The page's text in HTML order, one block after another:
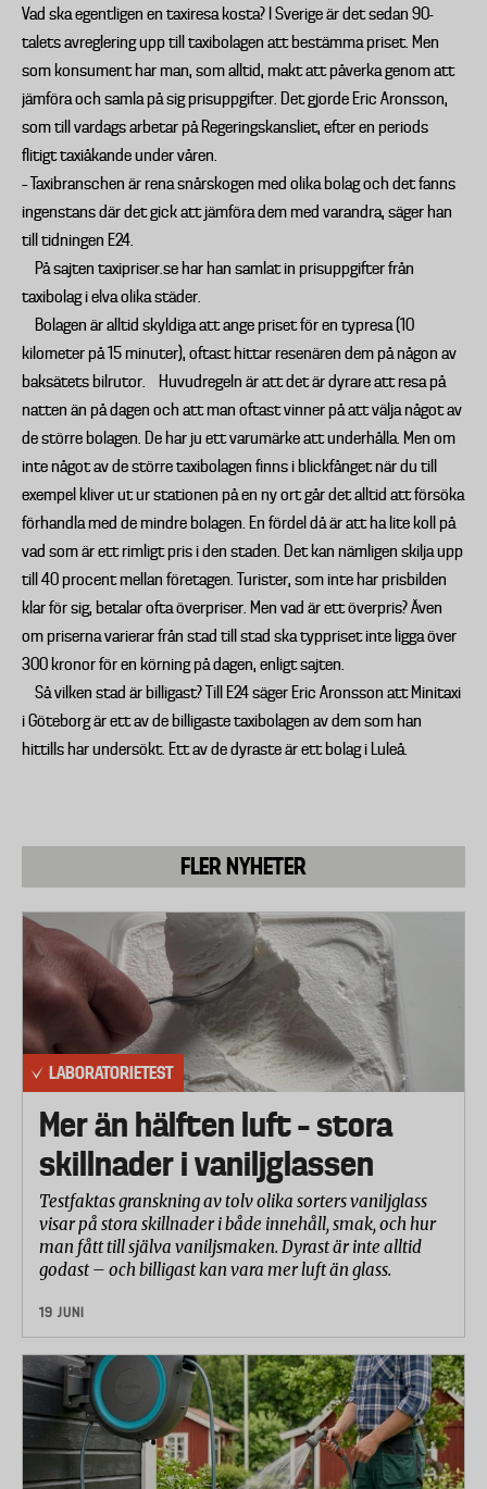
Vad ska egentligen en taxiresa kosta? I Sverige är det sedan 90-
talets avreglering upp till taxibolagen att bestämma priset. Men
som konsument har man, som alltid, makt att påverka genom att
jämföra och samla på sig prisuppgifter. Det gjorde Eric Aronsson,
som till vardags arbetar på Regeringskansliet, efter en periods
flitigt taxiåkande under våren.
– Taxibranschen är rena snårskogen med olika bolag och det fanns
ingenstans där det gick att jämföra dem med varandra, säger han
till tidningen E24.
På sajten taxipriser.se har han samlat in prisuppgifter från
taxibolag i elva olika städer.
Bolagen är alltid skyldiga att ange priset för en typresa (10
kilometer på 15 minuter), oftast hittar resenären dem på någon av
baksätets bilrutor. Huvudregeln är att det är dyrare att resa på
natten än på dagen och att man oftast vinner på att välja något av
de större bolagen. De har ju ett varumärke att underhålla. Men om
inte något av de större taxibolagen finns i blickfånget när du till
exempel kliver ut ur stationen på en ny ort går det alltid att försöka
förhandla med de mindre bolagen. En fördel då är att ha lite koll på
vad som är ett rimligt pris i den staden. Det kan nämligen skilja upp
till 40 procent mellan företagen. Turister, som inte har prisbilden
klar för sig, betalar ofta överpriser. Men vad är ett överpris? Även
om priserna varierar från stad till stad ska typpriset inte ligga över
300 kronor för en körning på dagen, enligt sajten.
Så vilken stad är billigast? Till E24 säger Eric Aronsson att Minitaxi
i Göteborg är ett av de billigaste taxibolagen av dem som han
hittills har undersökt. Ett av de dyraste är ett bolag i Luleå.
FLER NYHETER
LABORATORIETEST
Mer än hälften luft – stora
skillnader i vaniljglassen
Testfaktas granskning av tolv olika sorters vaniljglass
visar på stora skillnader i både innehåll, smak, och hur
man fått till själva vaniljsmaken. Dyrast är inte alltid
godast – och billigast kan vara mer luft än glass.
19 JUNI